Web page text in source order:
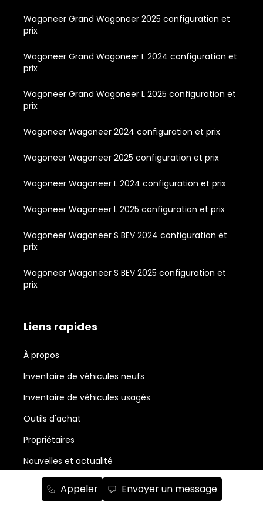
Appeler Envoyer un message
Wagoneer Grand Wagoneer 2025 configuration et
prix
Wagoneer Grand Wagoneer L 2024 configuration et
prix
Wagoneer Grand Wagoneer L 2025 configuration et
prix
Wagoneer Wagoneer 2024 configuration et prix
Wagoneer Wagoneer 2025 configuration et prix
Wagoneer Wagoneer L 2024 configuration et prix
Wagoneer Wagoneer L 2025 configuration et prix
Wagoneer Wagoneer S BEV 2024 configuration et
prix
Wagoneer Wagoneer S BEV 2025 configuration et
prix
Liens rapides
À propos
Inventaire de véhicules neufs
Inventaire de véhicules usagés
Outils d'achat
Propriétaires
Nouvelles et actualité
Promotions du mois
Salle de montre Chrysler, Jeep, RAM, Dodge et Fiat